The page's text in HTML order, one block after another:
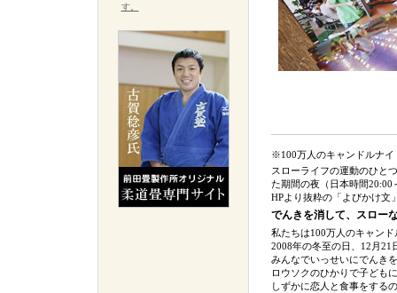
す。
※100万人のキャンドルナイ
スローライフの運動のひと
た期間の夜（日本時間
HPより抜粋の「よびかけ文
でんきを消して、スロー
私たちは100万人のキャン
2008年の冬至の日、12月21
みんなでいっせいにでんき
ロウソクのひかりで子ども
しずかに恋人と食事をする